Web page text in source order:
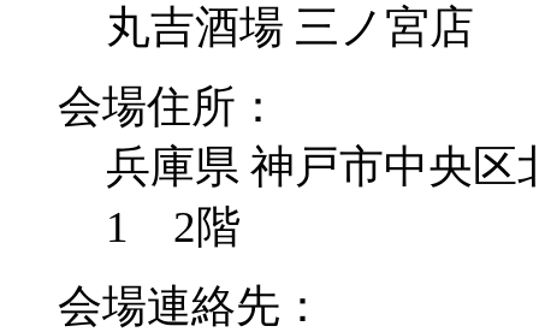
丸吉酒場 三ノ宮店
会場住所：
兵庫県 神戸市中央区
1 2階
会場連絡先：